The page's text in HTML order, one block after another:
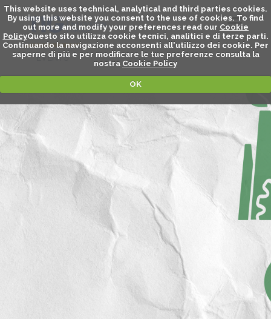
This website uses technical, analytical and third parties cookies.
By using this website you consent to the use of cookies. To find
out more and modify your preferences read our Cookie
PolicyQuesto sito utilizza cookie tecnici, analitici e di terze parti.
Continuando la navigazione acconsenti all'utilizzo dei cookie. Per
saperne di piú e per modificare le tue preferenze consulta la
nostra Cookie Policy
OK
EVENTS